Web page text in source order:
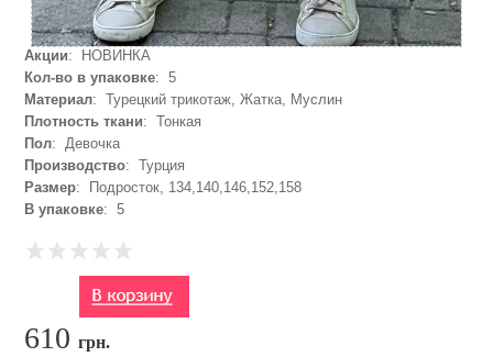
Акции: НОВИНКА
Кол-во в упаковке: 5
Материал: Турецкий трикотаж, Жатка, Муслин
Плотность ткани: Тонкая
Пол: Девочка
Производство: Турция
Размер: Подросток, 134,140,146,152,158
В упаковке: 5
610грн.